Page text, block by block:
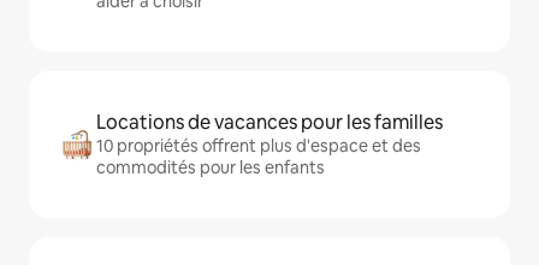
Locations de vacances pour les familles
10 propriétés offrent plus d'espace et des
commodités pour les enfants